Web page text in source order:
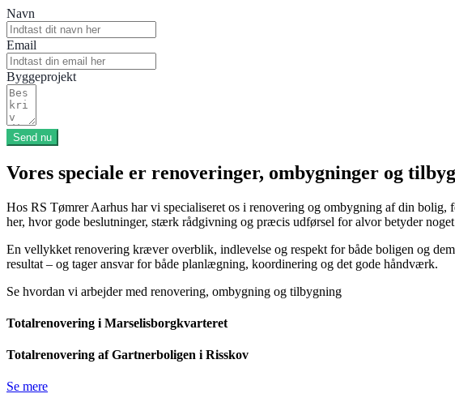
Navn
Email
Byggeprojekt
Send nu
Vores speciale er renoveringer, ombygninger og
Hos RS Tømrer Aarhus har vi specialiseret os i renovering og ombygning af din
her, hvor gode beslutninger, stærk rådgivning og præcis udførsel for alvor betyder
En vellykket renovering kræver overblik, indlevelse og respekt for både boligen og
resultat – og tager ansvar for både planlægning, koordinering og det gode håndværk.
Se hvordan vi arbejder med renovering, ombygning og tilbygning
Totalrenovering i Marselisborgkvarteret
Totalrenovering af Gartnerboligen i Risskov
Se mere